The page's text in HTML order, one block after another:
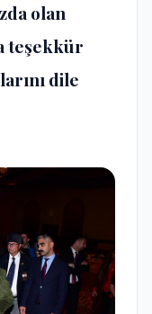
olan
teşekkür
dile